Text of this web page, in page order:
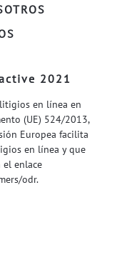
2021
en línea en
(UE) 524/2013,
Europea facilita
en línea y que
enlace
odr.